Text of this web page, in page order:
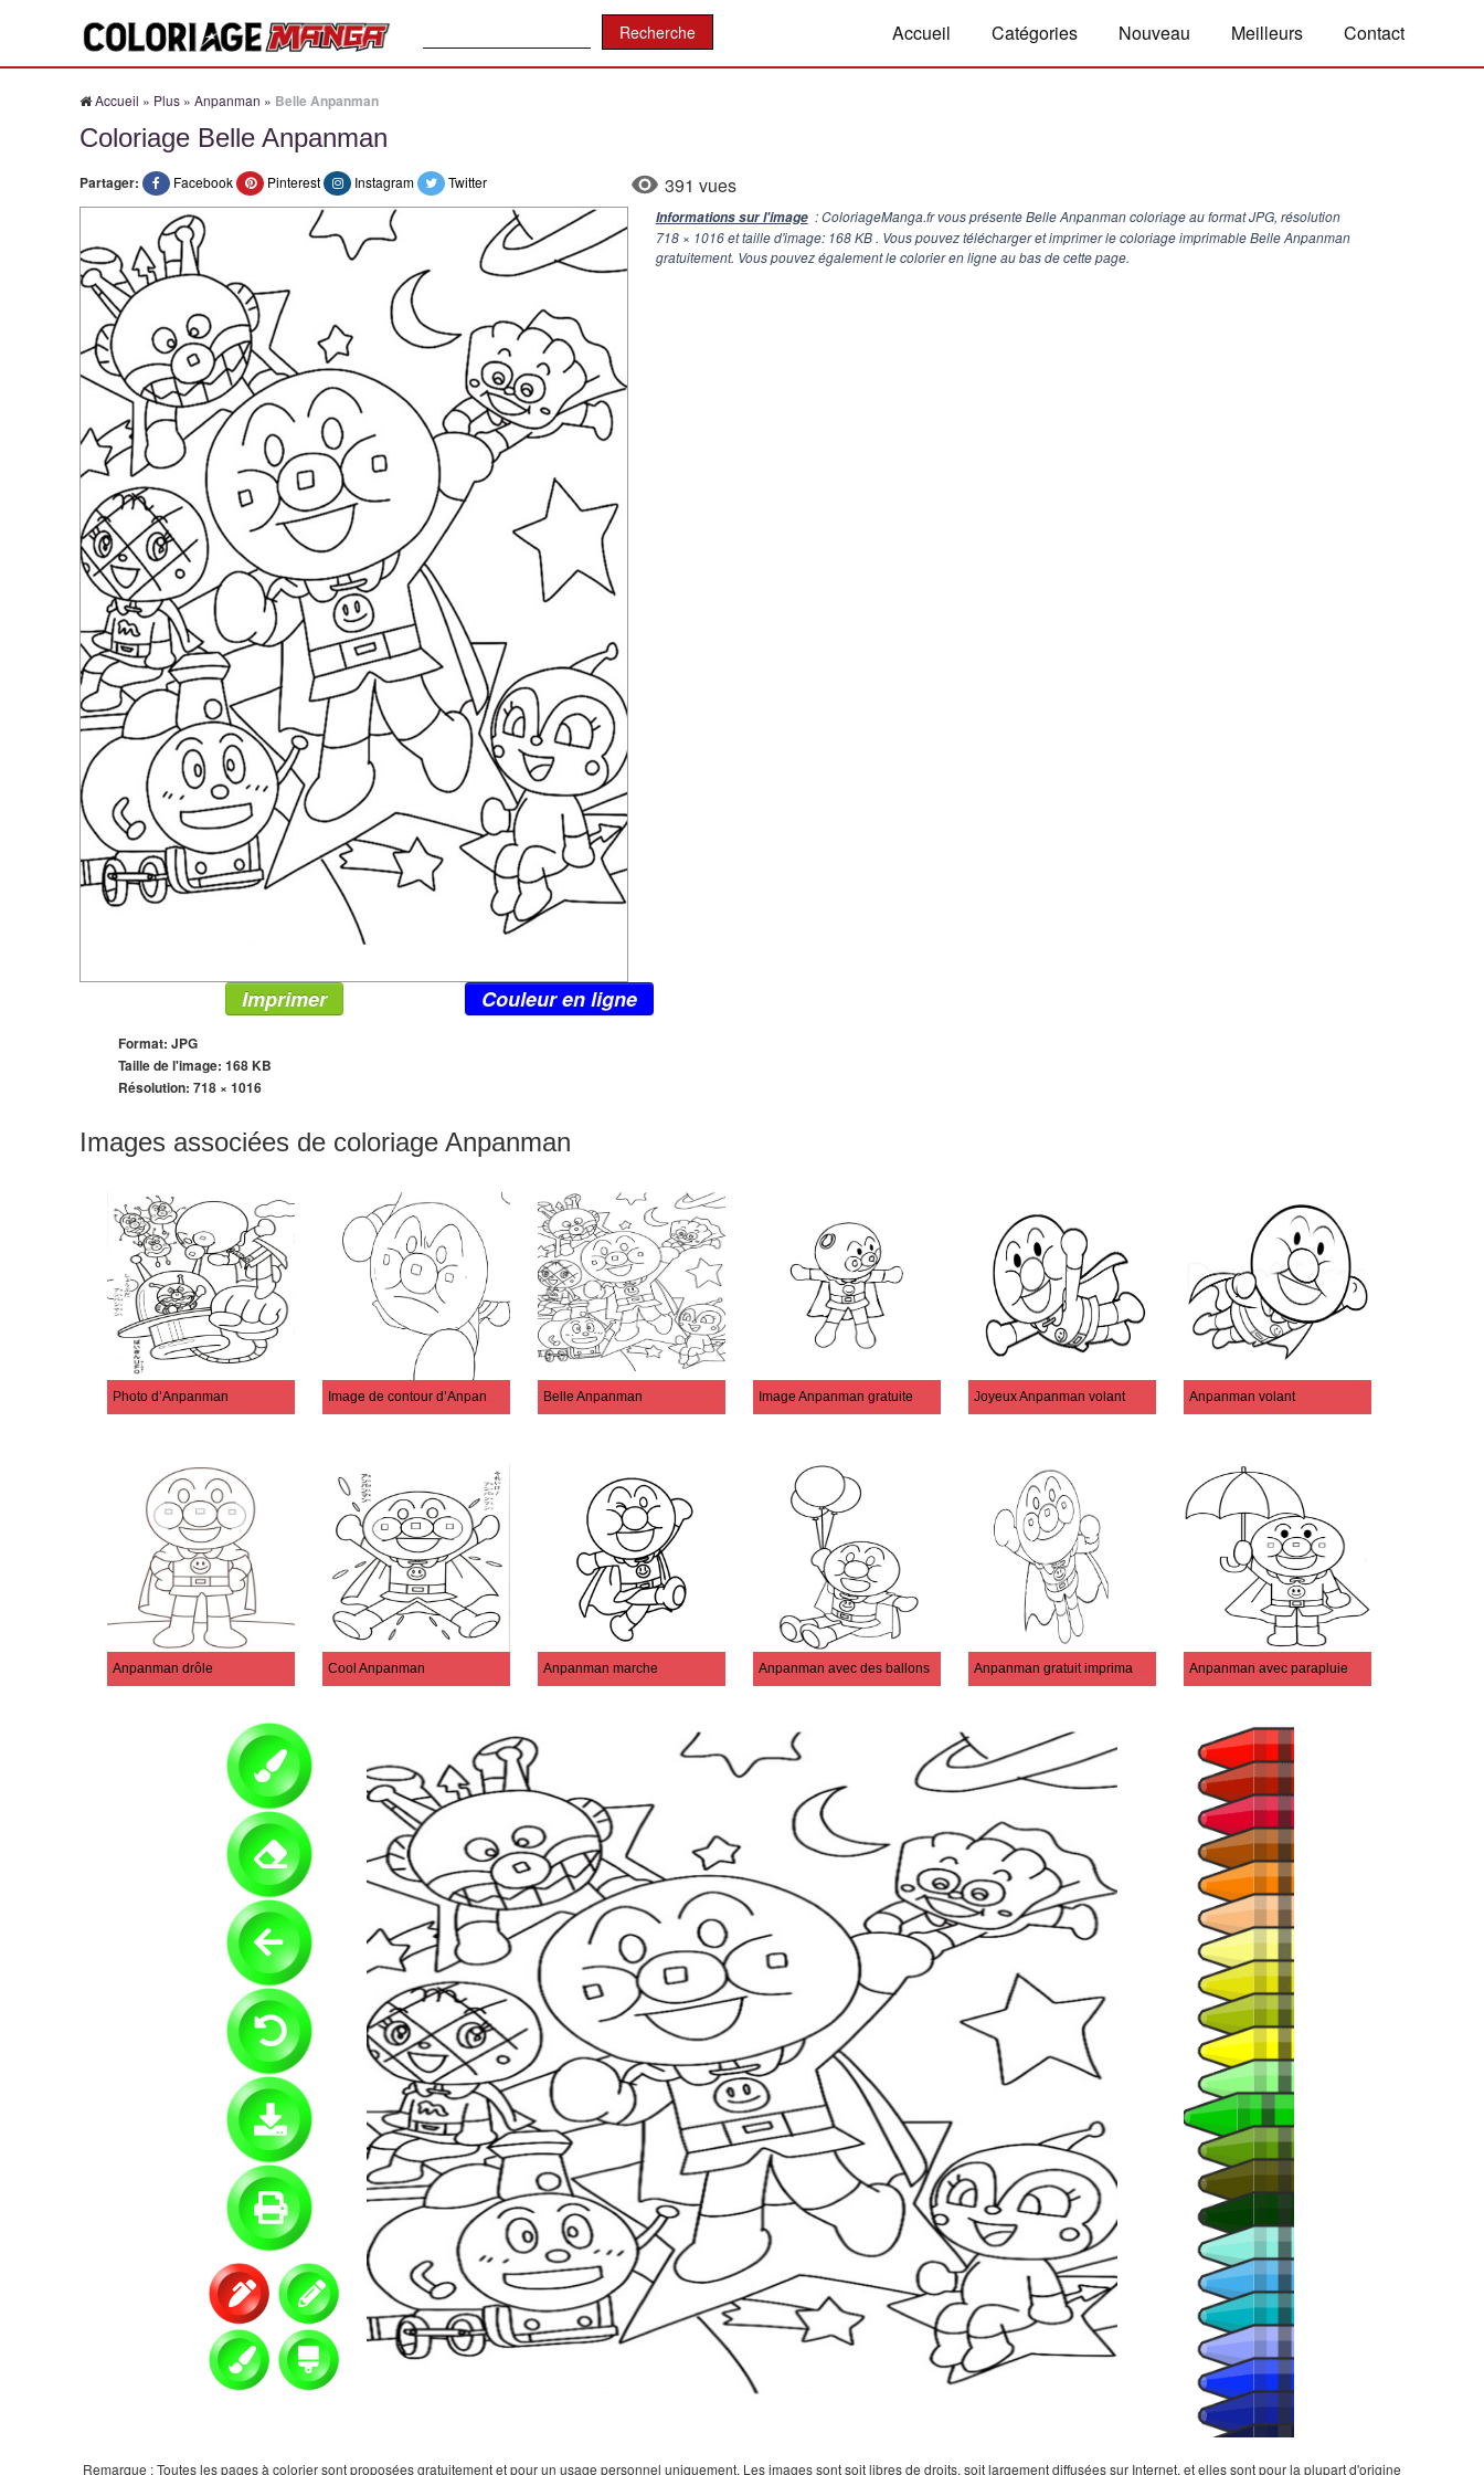
Accueil Catégories Nouveau Meilleurs Contact
Accueil » Plus » Anpanman » Belle Anpanman
Coloriage Belle Anpanman
Partager: Facebook Pinterest Instagram Twitter 391 vues
Informations sur l'image : ColoriageManga.fr vous présente Belle Anpanman coloriage au format JPG, résolution
718 × 1016et taille d'image: 168 KB . Vous pouvez télécharger et imprimer le coloriage imprimable Belle Anpanman
gratuitement. Vous pouvez également le colorier en ligne au bas de cette page.
Imprimer Couleur en ligne
Format: JPG
Taille de l'image: 168 KB
Résolution: 718 × 1016
Images associées de coloriage Anpanman
Photo d’Anpanman Image de contour d’Anpanman Belle Anpanman Image Anpanman gratuite Joyeux Anpanman volant Anpanman volant
Anpanman drôle Cool Anpanman Anpanman marche Anpanman avec des ballons Anpanman gratuit imprimable Anpanman avec parapluie
Remarque : Toutes les pages à colorier sont proposées gratuitement et pour un usage personnel uniquement. Les images sont soit libres de droits, soit largement diffusées sur Internet, et elles sont pour la plupart d'origine